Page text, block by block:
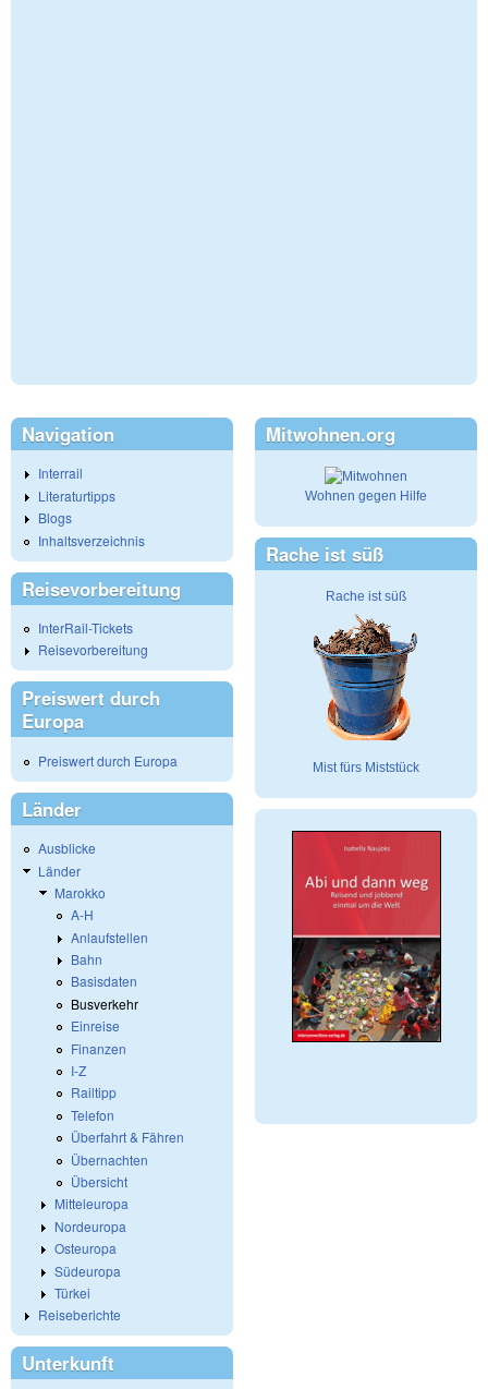
Navigation
Interrail
Literaturtipps
Blogs
Inhaltsverzeichnis
Reisevorbereitung
InterRail-Tickets
Reisevorbereitung
Preiswert durch
Europa
Preiswert durch Europa
Länder
Ausblicke
Länder
Marokko
A-H
Anlaufstellen
Bahn
Basisdaten
Busverkehr
Einreise
Finanzen
I-Z
Railtipp
Telefon
Überfahrt & Fähren
Übernachten
Übersicht
Mitteleuropa
Nordeuropa
Osteuropa
Südeuropa
Türkei
Reiseberichte
Unterkunft
Mitwohnen.org
Wohnen gegen Hilfe
Rache ist süß
Rache ist süß
Mist fürs Miststück